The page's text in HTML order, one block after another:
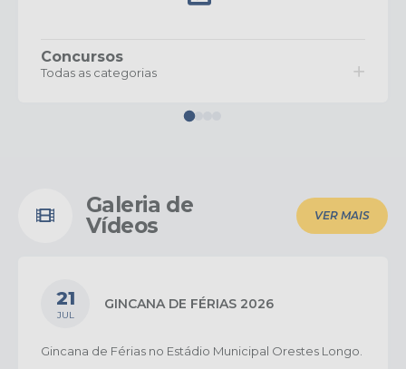
Concursos
Todas as categorias
Galeria de
Vídeos
VER MAIS
21
JUL
GINCANA DE FÉRIAS 2026
Gincana de Férias no Estádio Municipal Orestes Longo.